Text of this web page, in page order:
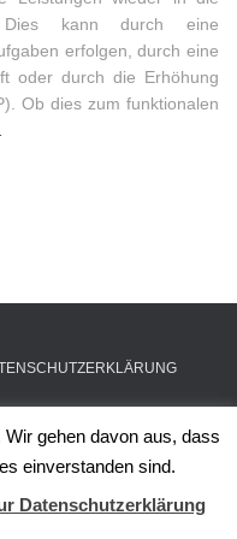
kann durch eine
erfolgen, durch eine
oder durch die Erhöhung
Ob dies zum funktionalen
gehen davon aus, dass
einverstanden sind.
Datenschutzerklärung